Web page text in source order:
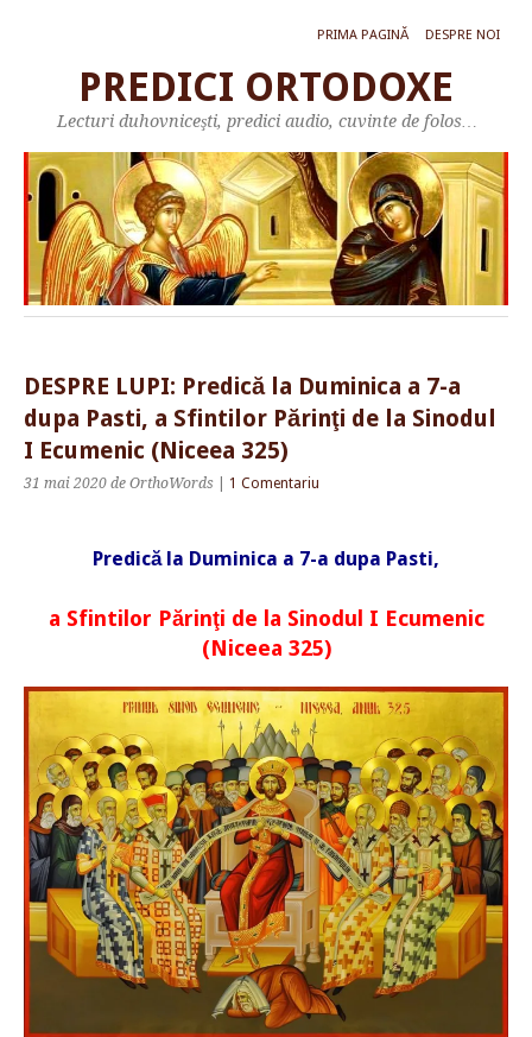
PRIMA PAGINĂ DESPRE NOI
PREDICI ORTODOXE
Lecturi duhovniceşti, predici audio, cuvinte de folos…
DESPRE LUPI: Predică la Duminica a 7-a
dupa Pasti, a Sfintilor Părinţi de la Sinodul
I Ecumenic (Niceea 325)
31 mai 2020 de OrthoWords 1 Comentariu
Predică la Duminica a 7-a dupa Pasti,
a Sfintilor Părinţi de la Sinodul I Ecumenic
(Niceea 325)